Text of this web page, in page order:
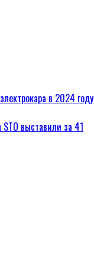
в 2024 году
выставили за 41